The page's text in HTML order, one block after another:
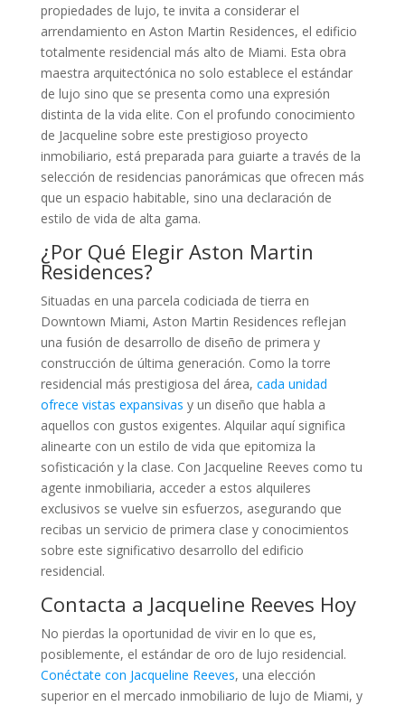
propiedades de lujo, te invita a considerar el
arrendamiento en Aston Martin Residences, el edificio
totalmente residencial más alto de Miami. Esta obra
maestra arquitectónica no solo establece el estándar
de lujo sino que se presenta como una expresión
distinta de la vida elite. Con el profundo conocimiento
de Jacqueline sobre este prestigioso proyecto
inmobiliario, está preparada para guiarte a través de la
selección de residencias panorámicas que ofrecen más
que un espacio habitable, sino una declaración de
estilo de vida de alta gama.
¿Por Qué Elegir Aston Martin
Residences?
Situadas en una parcela codiciada de tierra en
Downtown Miami, Aston Martin Residences reflejan
una fusión de desarrollo de diseño de primera y
construcción de última generación. Como la torre
residencial más prestigiosa del área, cada unidad
ofrece vistas expansivas y un diseño que habla a
aquellos con gustos exigentes. Alquilar aquí significa
alinearte con un estilo de vida que epitomiza la
sofisticación y la clase. Con Jacqueline Reeves como tu
agente inmobiliaria, acceder a estos alquileres
exclusivos se vuelve sin esfuerzos, asegurando que
recibas un servicio de primera clase y conocimientos
sobre este significativo desarrollo del edificio
residencial.
Contacta a Jacqueline Reeves Hoy
No pierdas la oportunidad de vivir en lo que es,
posiblemente, el estándar de oro de lujo residencial.
Conéctate con Jacqueline Reeves, una elección
superior en el mercado inmobiliario de lujo de Miami, y